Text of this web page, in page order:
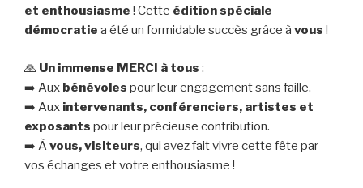
et enthousiasme ! Cette édition spéciale
démocratie a été un formidable succès grâce à vous !
🙏 Un immense MERCI à tous :
➡️ Aux bénévoles pour leur engagement sans faille.
➡️ Aux intervenants, conférenciers, artistes et
exposants pour leur précieuse contribution.
➡️ Àvous, visiteurs, qui avez fait vivre cette fête par
vos échanges et votre enthousiasme !